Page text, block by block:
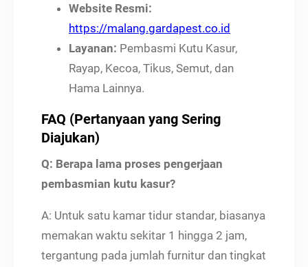
Website Resmi:
https://malang.gardapest.co.id
Layanan: Pembasmi Kutu Kasur,
Rayap, Kecoa, Tikus, Semut, dan
Hama Lainnya.
FAQ (Pertanyaan yang Sering
Diajukan)
Q: Berapa lama proses pengerjaan
pembasmian kutu kasur?
A: Untuk satu kamar tidur standar, biasanya
memakan waktu sekitar 1 hingga 2 jam,
tergantung pada jumlah furnitur dan tingkat